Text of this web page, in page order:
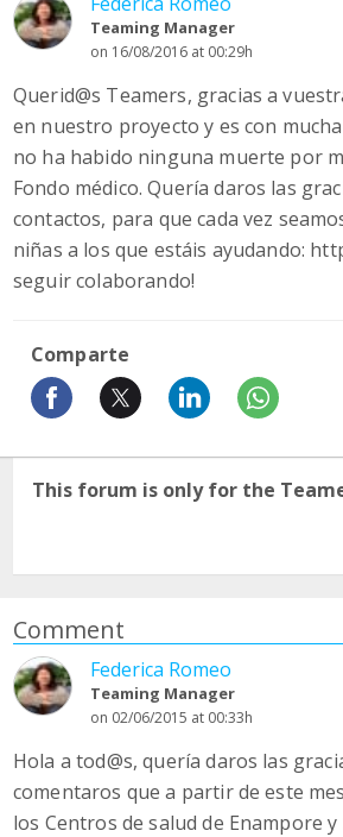
Teaming Manager
on 16/08/2016 at 00:29h
Querid@s Teamers, gracias a
en nuestro proyecto y es con
no ha habido ninguna muerte por
Fondo médico. Quería daros las
contactos, para que cada vez
niñas a los que estáis ayudando:
seguir colaborando!
Comparte
This forum is only for the
Comment
Federica Romeo
Teaming Manager
on 02/06/2015 at 00:33h
Hola a tod@s, quería daros las
comentaros que a partir de este
los Centros de salud de Enampore